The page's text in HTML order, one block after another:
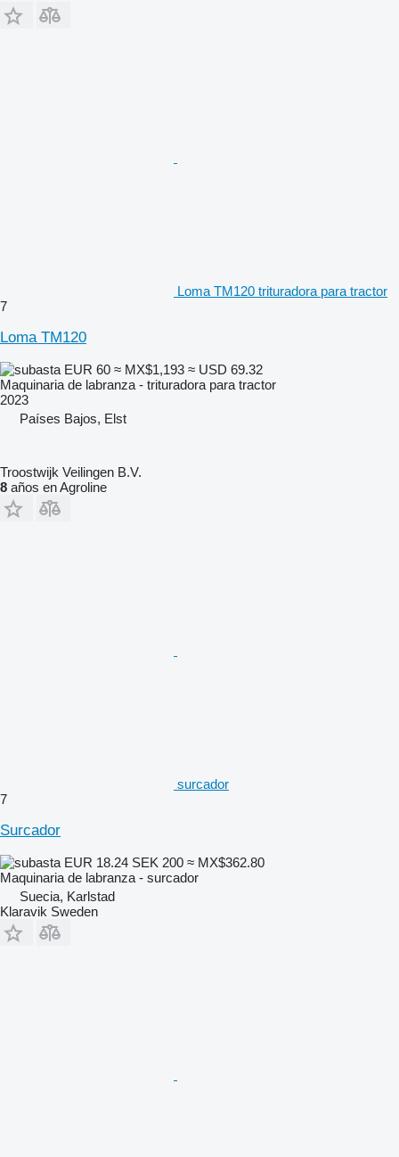
Loma TM120 trituradora para tractor
7
Loma TM120
EUR 60 ≈ MX$1,193 ≈ USD 69.32
Maquinaria de labranza - trituradora para tractor
2023
Países Bajos, Elst
Troostwijk Veilingen B.V.
8 años en Agroline
surcador
7
Surcador
EUR 18.24 SEK 200 ≈ MX$362.80
Maquinaria de labranza - surcador
Suecia, Karlstad
Klaravik Sweden